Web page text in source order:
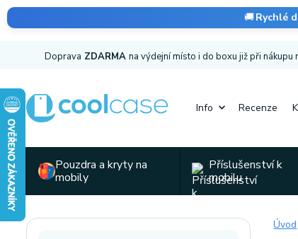
🚚Rychlé
Doprava ZDARMA na výdejní místo i do boxu již při nákupu
Info Recenze
Pouzdra a kryty na
mobily
Příslušenství k
mobilu
Úvod